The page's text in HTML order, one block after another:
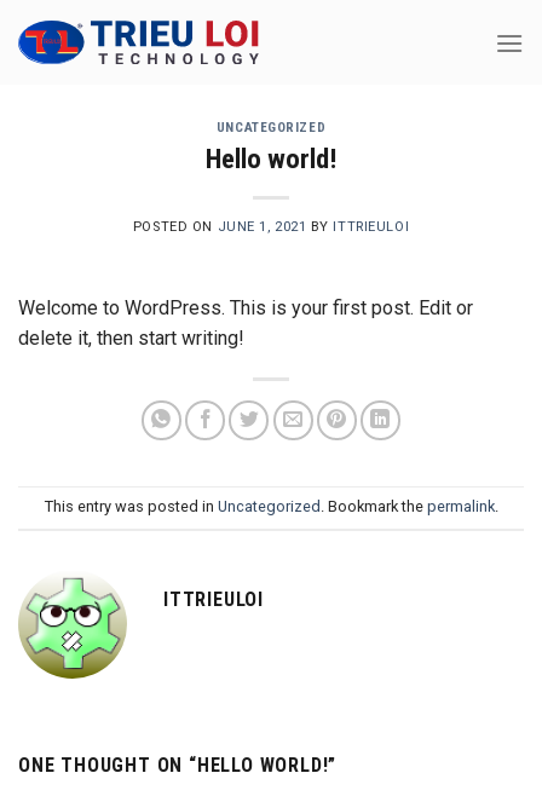
UNCATEGORIZED
Hello world!
POSTED ON JUNE 1, 2021 BY ITTRIEULOI
Welcome to WordPress. This is your first post. Edit or
delete it, then start writing!
This entry was posted in Uncategorized . Bookmark the permalink.
ITTRIEULOI
ONE THOUGHT ON “HELLO WORLD!”